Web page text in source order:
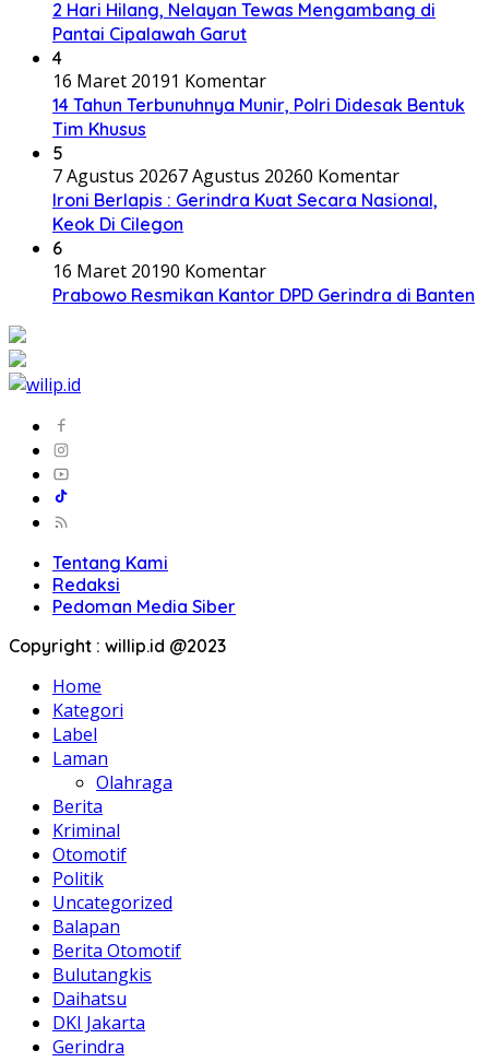
2 Hari Hilang, Nelayan Tewas Mengambang di
Pantai Cipalawah Garut
4
16 Maret 20191 Komentar
14 Tahun Terbunuhnya Munir, Polri Didesak Bentuk
Tim Khusus
5
7 Agustus 20267 Agustus 20260 Komentar
Ironi Berlapis : Gerindra Kuat Secara Nasional,
Keok Di Cilegon
6
16 Maret 20190 Komentar
Prabowo Resmikan Kantor DPD Gerindra di Banten
Tentang Kami
Redaksi
Pedoman Media Siber
Copyright : willip.id @2023
Home
Kategori
Label
Laman
Olahraga
Berita
Kriminal
Otomotif
Politik
Uncategorized
Balapan
Berita Otomotif
Bulutangkis
Daihatsu
DKI Jakarta
Gerindra